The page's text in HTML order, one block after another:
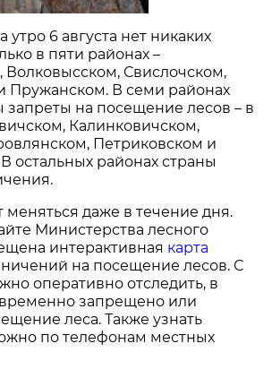
утро 6 августа нет никаких
в пяти районах –
Волковысском, Свислочском,
Пружанском. В семи районах
запреты на посещение лесов – в
Калинковичском,
Петриковском и
остальных районах страны
меняться даже в течение дня.
Министерства лесного
интерактивная карта
на посещение лесов. С
оперативно отследить, в
временно запрещено или
леса. Также узнать
по телефонам местных